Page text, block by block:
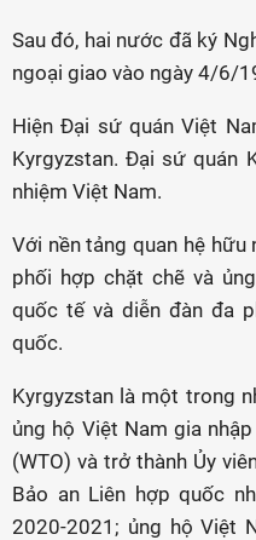
Sau đó, hai nước đã ký
ngoại giao vào ngày 4/6/
Hiện Đại sứ quán Việt
Kyrgyzstan. Đại sứ quán
nhiệm Việt Nam.
Với nền tảng quan hệ
phối hợp chặt chẽ và
quốc tế và diễn đàn đa
quốc.
Kyrgyzstan là một trong
ủng hộ Việt Nam gia
(WTO) và trở thành Ủy
Bảo an Liên hợp quốc
2020-2021; ủng hộ Việt